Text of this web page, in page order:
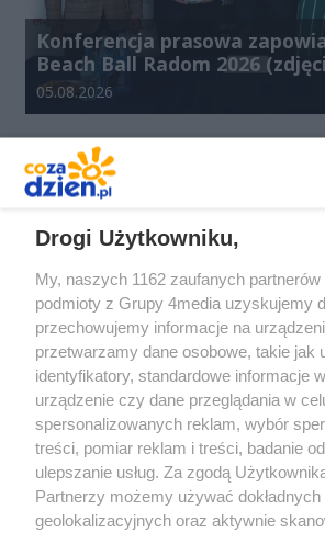
Konferencja prasowa
Beach Ball Radom 2026
Data dodania galerii:
05.08.2026
Redakcja Reklama
the:protocol
Drogi Użytkowniku,
My, naszych 1162 zaufanych partnerów
podmioty z Grupy 4media uzyskujemy
przechowujemy informacje na
przetwarzamy dane osobowe, takie jak
identyfikatory, standardowe informacje
urządzenie czy dane przeglądania w
spersonalizowanych reklam, wybór
treści, pomiar reklam i treści, badanie
ulepszanie usług. Za zgodą
Partnerzy możemy używać
geolokalizacyjnych oraz aktywnie